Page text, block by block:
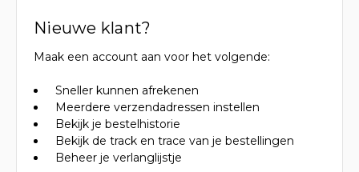
Nieuwe klant?
Maak een account aan voor het volgende:
Sneller kunnen afrekenen
Meerdere verzendadressen instellen
Bekijk je bestelhistorie
Bekijk de track en trace van je bestellingen
Beheer je verlanglijstje